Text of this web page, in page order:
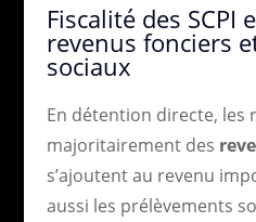
Fiscalité des SCPI
revenus fonciers
sociaux
En détention directe, les
majoritairement des
s’ajoutent au revenu
aussi les prélèvements